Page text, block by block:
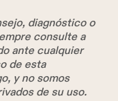
diagnóstico o
consulte a
ante cualquier
de esta
y no somos
de su uso.